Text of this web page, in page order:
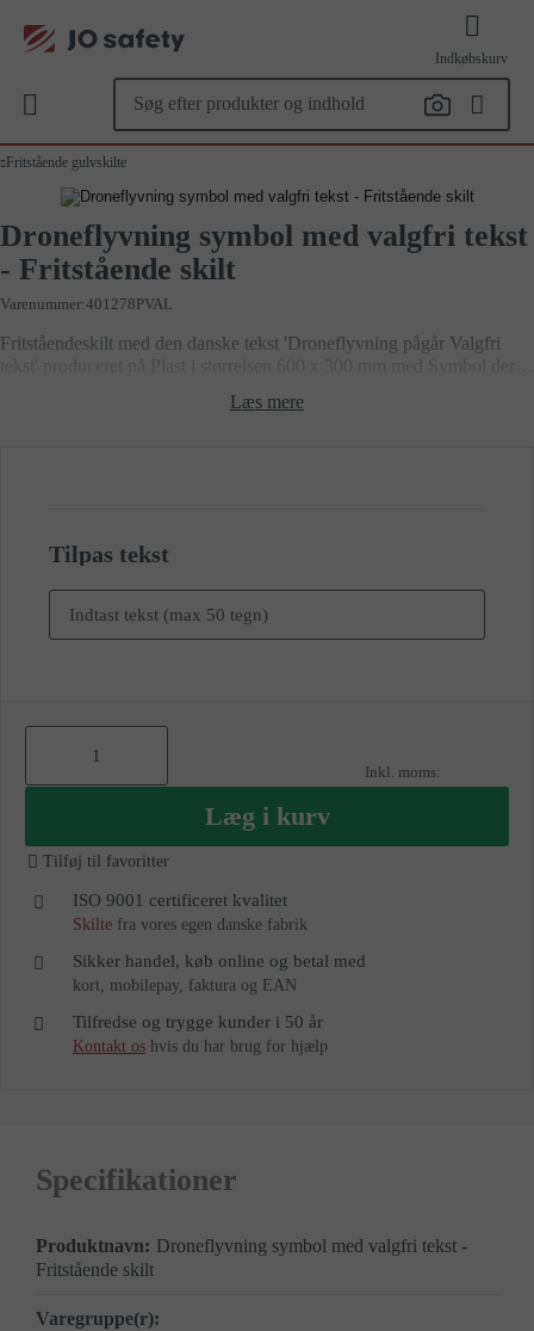
Indkøbskurv
Fritstående gulvskilte
Droneflyvning symbol med valgfri tekst
- Fritstående skilt
Varenummer 401278PVAL
Fritståendeskilt med den danske tekst 'Droneflyvning pågår Valgfri
Læs mere
Tilpas tekst
Læg i kurv
Tilføj til favoritter
ISO 9001 certificeret kvalitet
Skilte fra vores egen danske fabrik
Sikker handel, køb online og betal med
kort, mobilepay, faktura og EAN
Tilfredse og trygge kunder i 50 år
Kontakt os hvis du har brug for hjælp
Specifikationer
Droneflyvning symbol med valgfri tekst -
Fritstående skilt